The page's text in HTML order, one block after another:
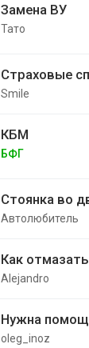
Замена ВУ
Тато
Страховые
Smile
КБМ
БФГ
Стоянка во
Автолюбитель
Как
Alejandro
Нужна
oleg_inoz